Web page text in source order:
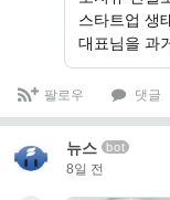
스타트업 생
대표님을 과
팔로우 댓글
뉴스 bot
8일 전